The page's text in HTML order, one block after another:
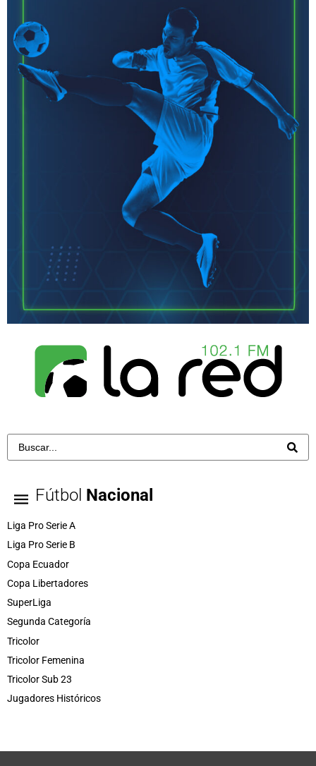
Fútbol Nacional
Liga Pro Serie A
Liga Pro Serie B
Copa Ecuador
Copa Libertadores
SuperLiga
Segunda Categoría
Tricolor
Tricolor Femenina
Tricolor Sub 23
Jugadores Históricos